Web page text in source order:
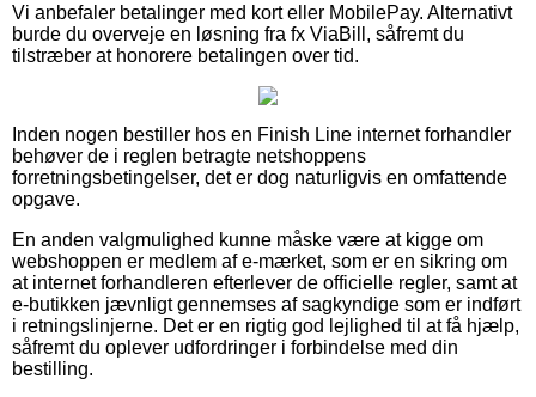
Vi anbefaler betalinger med kort eller MobilePay. Alternativt
burde du overveje en løsning fra fx ViaBill, såfremt du
tilstræber at honorere betalingen over tid.
Inden nogen bestiller hos en Finish Line internet forhandler
behøver de i reglen betragte netshoppens
forretningsbetingelser, det er dog naturligvis en omfattende
opgave.
En anden valgmulighed kunne måske være at kigge om
webshoppen er medlem af e-mærket, som er en sikring om
at internet forhandleren efterlever de officielle regler, samt at
e-butikken jævnligt gennemses af sagkyndige som er indført
i retningslinjerne. Det er en rigtig god lejlighed til at få hjælp,
såfremt du oplever udfordringer i forbindelse med din
bestilling.